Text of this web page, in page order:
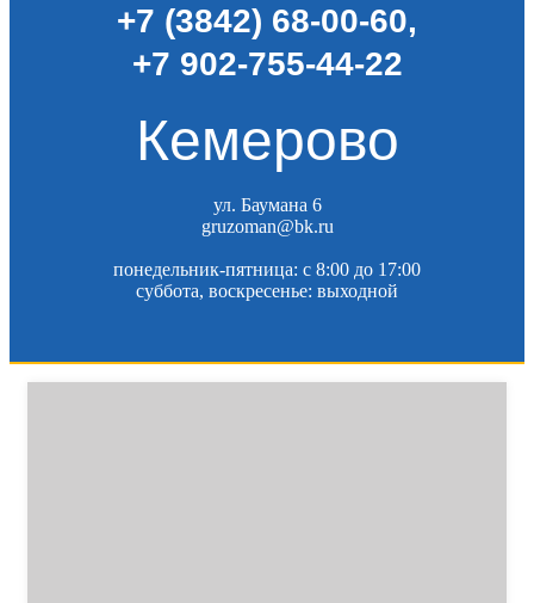
+7 (3842) 68-00-60,
+7 902-755-44-22
Кемерово
ул. Баумана 6
gruzoman@bk.ru
понедельник-пятница: c 8:00 до 17:00
суббота, воскресенье: выходной